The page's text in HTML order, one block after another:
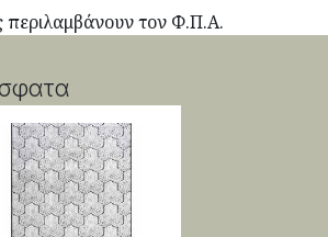
περιλαμβάνουν τον Φ.Π.Α.